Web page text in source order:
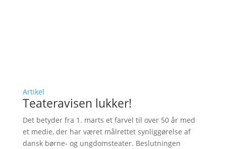
Artikel
Teateravisen lukker!
Det betyder fra 1. marts et farvel til over 50 år med
et medie, der har været målrettet synliggørelse af
dansk børne- og ungdomsteater. Beslutningen